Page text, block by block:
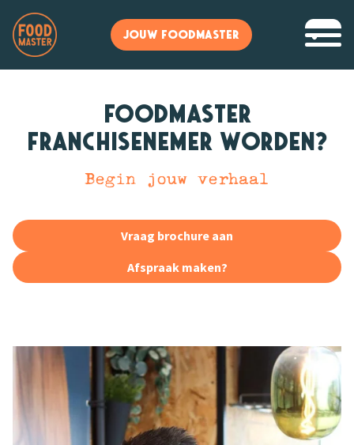
JOUW FOODMASTER
Foodmaster
franchisenemer worden?
Begin jouw verhaal
Vraag brochure aan
Afspraak maken?